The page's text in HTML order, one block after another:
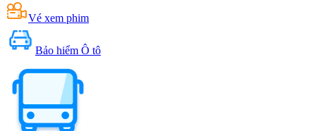
Vé xem phim
Bảo hiểm Ô tô